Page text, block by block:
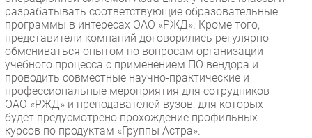
разрабатывать соответствующие образовательные
программы в интересах ОАО «РЖД». Кроме того,
представители компаний договорились регулярно
обмениваться опытом по вопросам организации
учебного процесса с применением ПО вендора и
проводить совместные научно-практические и
профессиональные мероприятия для сотрудников
ОАО «РЖД» и преподавателей вузов, для которых
будет предусмотрено прохождение профильных
курсов по продуктам «Группы Астра».